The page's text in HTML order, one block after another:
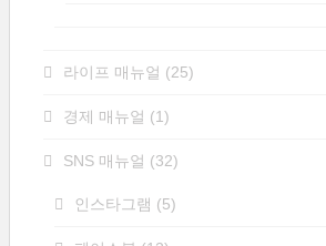
라이프 매뉴얼 (25)
경제 매뉴얼 (1)
SNS 매뉴얼 (32)
인스타그램 (5)